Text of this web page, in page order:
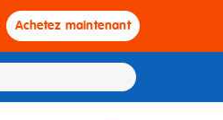
Achetez maintenant